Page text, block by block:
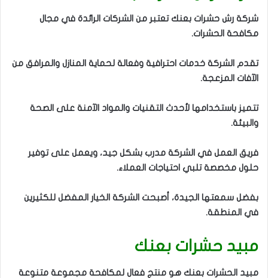
شركة رش حشرات بعنك تعتبر من الشركات الرائدة في مجال
مكافحة الحشرات.
تقدم الشركة خدمات احترافية وفعالة لحماية المنازل والمرافق من
الآفات المزعجة.
تتميز باستخدامها لأحدث التقنيات والمواد الآمنة على الصحة
والبيئة.
فريق العمل في الشركة مدرب بشكل جيد، ويعمل على توفير
حلول مخصصة تلبي احتياجات العملاء.
بفضل سمعتها الجيدة، أصبحت الشركة الخيار المفضل للكثيرين
في المنطقة.
مبيد حشرات بعنك
مبيد الحشرات بعنك هو منتج فعال لمكافحة مجموعة متنوعة